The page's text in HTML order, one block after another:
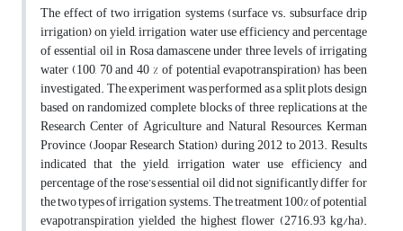
The effect of two irrigation systems (surface vs. subsurface drip
irrigation) on yield, irrigation water use efficiency and percentage
of essential oil in Rosa damascene under three levels of irrigating
water (100, 70 and 40 % of potential evapotranspiration) has been
investigated. The experiment was performed as a split plots design
based on randomized complete blocks of three replications at the
Research Center of Agriculture and Natural Resources, Kerman
Province (Joopar Research Station) during 2012 to 2013. Results
indicated that the yield, irrigation water use efficiency and
percentage of the rose’s essential oil did not significantly differ for
the two types of irrigation systems. The treatment 100% of potential
evapotranspiration yielded the highest flower (2716.93 kg/ha).